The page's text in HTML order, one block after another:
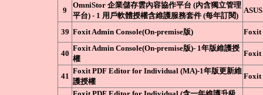
9
OmniStor 企業儲存雲內容協作平台 (內含獨立管理
平台) - 1 用戶軟體授權含維護服務套件 (每年訂閱)
39 Foxit Admin Console(On-premise版) Foxit
40
Foxit Admin Console(On-premise版)- 1年版維護授
權
Foxit
41
Foxit PDF Editor for Individual (MA)-1年版更新維
護授權
Foxit